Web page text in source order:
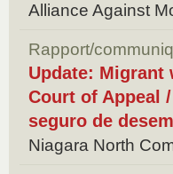
Alliance Against
Rapport/
Update: Migrant
Court of Appeal
seguro de
Niagara North